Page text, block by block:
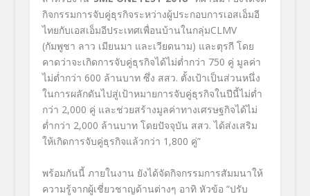
กิจกรรมการจับคู่ธุรกิจระหว่างผู้ประกอบการเอสเอ็มอี
ไทยกับเอสเอ็มอีประเทศเพื่อนบ้านในกลุ่มCLMV
(กัมพูชา ลาว เมียนมา และเวียดนาม) และตุรกี โดย
คาดว่าจะเกิดการจับคู่ธุรกิจได้ไม่ต่ำกว่า 750 คู่ มูลค่า
ไม่ต่ำกว่า 600 ล้านบาท ซึ่ง สสว. ตั้งเป้าเป็นส่วนหนึ่ง
ในการผลักดันไปสู่เป้าหมายการจับคู่ธุรกิจในปีนี้ไม่ต่ำ
กว่า 2,000 คู่ และช่วยสร้างมูลค่าทางเศรษฐกิจได้ไม่
ต่ำกว่า 2,000 ล้านบาท โดยปัจจุบัน สสว. ได้ส่งเสริม
ให้เกิดการจับคู่ธุรกิจแล้วกว่า 1,800 คู่”
พร้อมกันนี้ ภายในงาน ยังได้จัดกิจกรรมการสัมมนาให้
ความรู้จากผู้เชี่ยวชาญด้านต่างๆ อาทิ หัวข้อ “ปรับ